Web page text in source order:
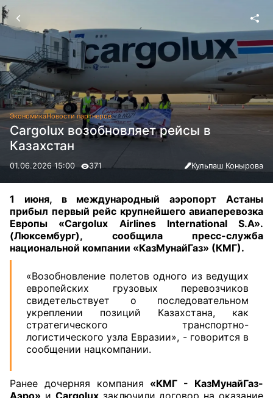
ЭкономикаНовости партнеров
Cargolux возобновляет рейсы в
Казахстан
01.06.2026 15:00 371 Кульпаш Конырова
1 июня, в международный аэропорт Астаны
прибыл первый рейс крупнейшего авиаперевозка
Европы «Cargolux Airlines International S.A».
(Люксембург), сообщила пресс-служба
национальной компании «КазМунайГаз» (КМГ).
«Возобновление полетов одного из ведущих
европейских грузовых перевозчиков
свидетельствует о последовательном
укреплении позиций Казахстана, как
стратегического транспортно-
логистического узла Евразии», - говорится в
сообщении нацкомпании.
Ранее дочерняя компания «КМГ - КазМунайГаз-
Аэро» и Cargoluxзаключили договор на оказание